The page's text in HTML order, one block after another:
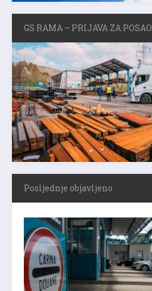
GS RAMA – PRIJAVA ZA POSAO
Posljednje objavljeno